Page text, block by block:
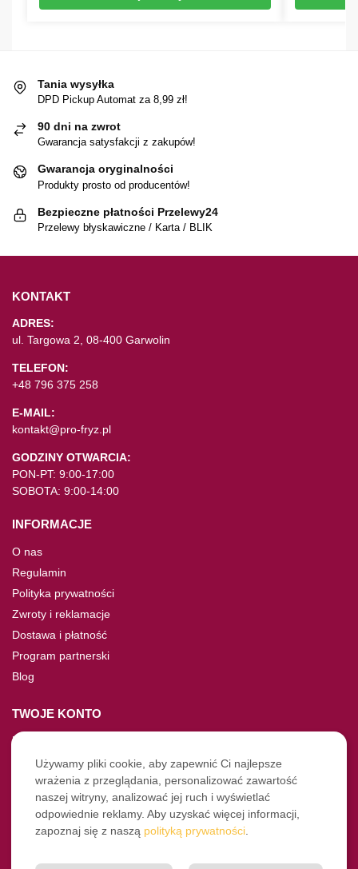
Tania wysyłka
DPD Pickup Automat za 8,99 zł!
90 dni na zwrot
Gwarancja satysfakcji z zakupów!
Gwarancja oryginalności
Produkty prosto od producentów!
Bezpieczne płatności Przelewy24
Przelewy błyskawiczne / Karta / BLIK
KONTAKT
ADRES:
ul. Targowa 2, 08-400 Garwolin
TELEFON:
+48 796 375 258
E-MAIL:
kontakt@pro-fryz.pl
GODZINY OTWARCIA:
PON-PT: 9:00-17:00
SOBOTA: 9:00-14:00
INFORMACJE
O nas
Regulamin
Polityka prywatności
Zwroty i reklamacje
Dostawa i płatność
Program partnerski
Blog
TWOJE KONTO
Moje konto
Nie pamiętasz hasła?
Twoje zamówienia
NASZE SOCIALE
Używamy pliki cookie, aby zapewnić Ci najlepsze
wrażenia z przeglądania, personalizować zawartość
naszej witryny, analizować jej ruch i wyświetlać
odpowiednie reklamy. Aby uzyskać więcej informacji,
zapoznaj się z naszą polityką prywatności